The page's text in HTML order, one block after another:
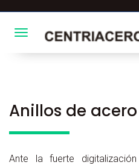
Toggle navigation
Anillos de
Ante la fuerte